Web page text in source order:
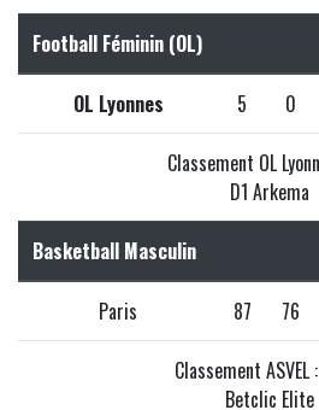
Football Féminin (OL)
OL Lyonnes 5 0
Classement OL
D1 Arkema
Basketball Masculin
Paris 87 76
Classement ASVEL
Betclic Elite